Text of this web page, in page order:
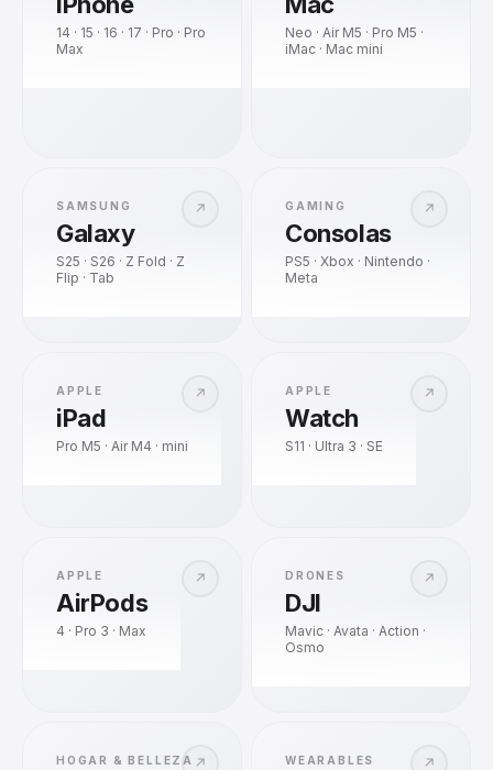
14 · 15 · 16 · 17 · Pro · Pro
Max
Neo · Air M5 · Pro M5 ·
iMac · Mac mini
↗
SAMSUNG
Galaxy
S25 · S26 · Z Fold · Z
Flip · Tab
↗
GAMING
Consolas
PS5 · Xbox · Nintendo ·
Meta
↗
APPLE
iPad
Pro M5 · Air M4 · mini
↗
APPLE
Watch
S11 · Ultra 3 · SE
↗
APPLE
AirPods
4 · Pro 3 · Max
↗
DRONES
DJI
Mavic · Avata · Action ·
Osmo
↗
HOGAR & BELLEZA ↗
WEARABLES